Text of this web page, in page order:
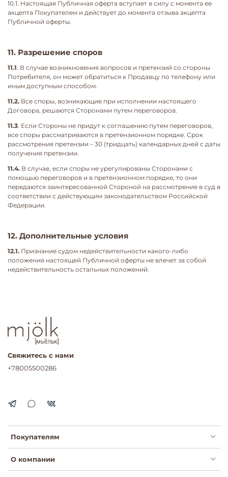
10.1. Настоящая Публичная оферта вступает в силу с момента ее
акцепта Покупателем и действует до момента отзыва акцепта
Публичной оферты.
11. Разрешение споров
11.1. В случае возникновения вопросов и претензий со стороны
Потребителя, он может обратиться к Продавцу по телефону или
иным доступным способом.
11.2. Все споры, возникающие при исполнении настоящего
Договора, решаются Сторонами путем переговоров.
11.3. Если Стороны не придут к соглашению путем переговоров,
все споры рассматриваются в претензионном порядке. Срок
рассмотрения претензии – 30 (тридцать) календарных дней с даты
получения претензии.
11.4. В случае, если споры не урегулированы Сторонами с
помощью переговоров и в претензионном порядке, то они
передаются заинтересованной Стороной на рассмотрение в суд в
соответствии с действующим законодательством Российской
Федерации.
12. Дополнительные условия
12.1. Признание судом недействительности какого-либо
положения настоящей Публичной оферты не влечет за собой
недействительность остальных положений.
Покупателям
О компании
Свяжитесь с нами
+78005500286